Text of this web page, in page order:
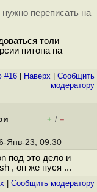
переписать на
толи
питона на
#16 Наверх
Cообщить
модератору
+ / –
Янв-23, 09:30
под это дело и
, он же пуся ...
Cообщить модератору